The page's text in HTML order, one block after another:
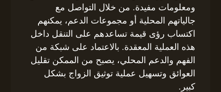
ومعلومات مفيدة. من خلال التواصل مع
جالياتهم المحلية أو مجموعات الدعم، يمكنهم
اكتساب رؤى قيمة تساعدهم على التنقل داخل
هذه العملية المعقدة. بالاعتماد على شبكة من
الفهم والدعم المحلي، يصبح من الممكن تقليل
العوائق وتسهيل عملية توثيق الزواج بشكل
كبير.